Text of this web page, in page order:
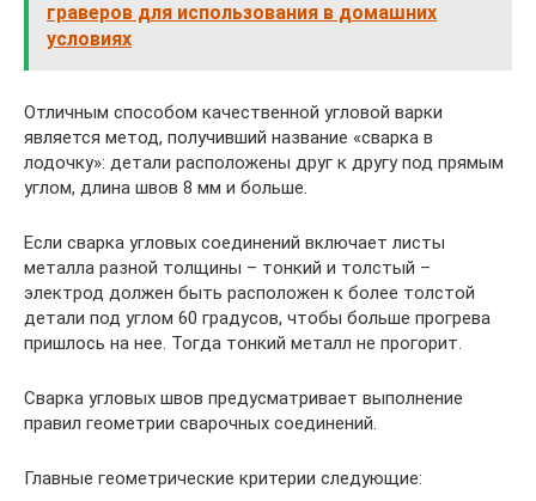
граверов для использования в домашних
условиях
Отличным способом качественной угловой варки
является метод, получивший название «сварка в
лодочку»: детали расположены друг к другу под прямым
углом, длина швов 8 мм и больше.
Если сварка угловых соединений включает листы
металла разной толщины – тонкий и толстый –
электрод должен быть расположен к более толстой
детали под углом 60 градусов, чтобы больше прогрева
пришлось на нее. Тогда тонкий металл не прогорит.
Сварка угловых швов предусматривает выполнение
правил геометрии сварочных соединений.
Главные геометрические критерии следующие: